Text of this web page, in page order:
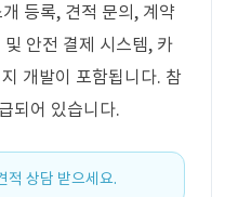
등록, 견적 문의, 계약
안전 결제 시스템, 카
개발이 포함됩니다. 참
되어 있습니다.
적 상담 받으세요.